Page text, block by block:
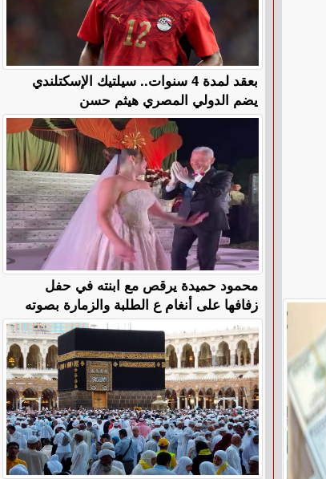
بعقد لمدة 4 سنوات.. سيلتيك الإسكتلندي
يضم الدولي المصري هيثم حسن
محمود حميدة يرقص مع ابنته في حفل
زفافها على أنغام ع الطلبة والزمارة بصوته